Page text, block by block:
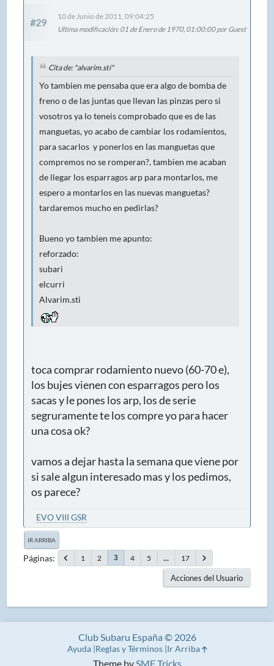
#29
10 de Junio de 2011, 09:04:25
Ultima modificación: 01 de Enero de 1970, 01:00:00 por Guest
Cita de: "alvarim.sti"
Yo tambien me pensaba que era algo de bomba de
freno o de las juntas que llevan las pinzas pero si
vosotros ya lo teneis comprobado que es de las
manguetas, yo acabo de cambiar los rodamientos,
para sacarlos y ponerlos en las manguetas que
compremos no se romperan?, tambien me acaban
de llegar los esparragos arp para montarlos, me
espero a montarlos en las nuevas manguetas?
tardaremos mucho en pedirlas?
Bueno yo tambien me apunto:
reforzado:
subari
elcurri
Alvarim.sti
toca comprar rodamiento nuevo (60-70 e),
los bujes vienen con esparragos pero los
sacas y le pones los arp, los de serie
segruramente te los compre yo para hacer
una cosa ok?
vamos a dejar hasta la semana que viene por
si sale algun interesado mas y los pedimos,
os parece?
EVO VIII GSR
IR ARRIBA
Páginas 1 2 3 4 5 ... 17
Acciones del Usuario
Theme by SMF Tricks
Club Subaru España © 2026
Ayuda Reglas y Términos Ir Arriba